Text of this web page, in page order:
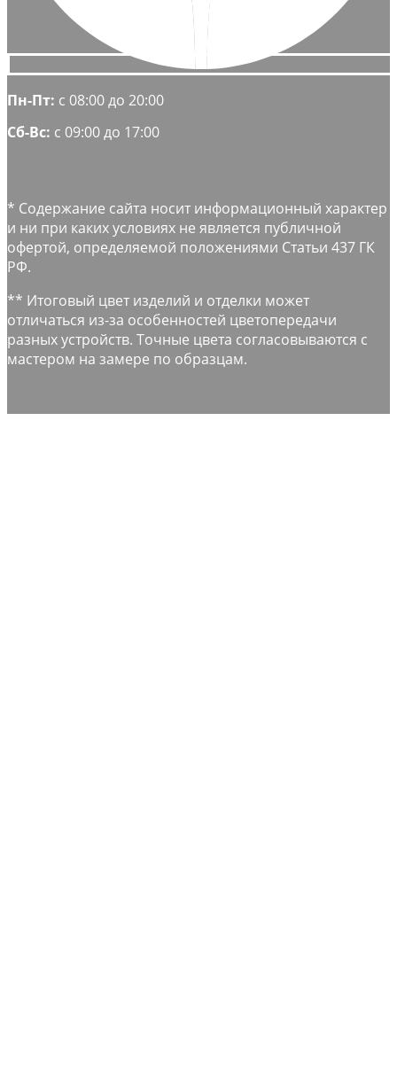
Пн-Пт: с 08:00 до 20:00
Сб-Вс: с 09:00 до 17:00
* Содержание сайта носит информационный характер
и ни при каких условиях не является публичной
офертой, определяемой положениями Статьи 437 ГК
РФ.
** Итоговый цвет изделий и отделки может
отличаться из-за особенностей цветопередачи
разных устройств. Точные цвета согласовываются с
мастером на замере по образцам.